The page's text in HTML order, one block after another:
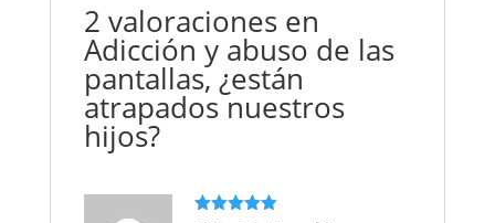
2 valoraciones en
Adicción y abuso de las
pantallas, ¿están
atrapados nuestros
hijos?